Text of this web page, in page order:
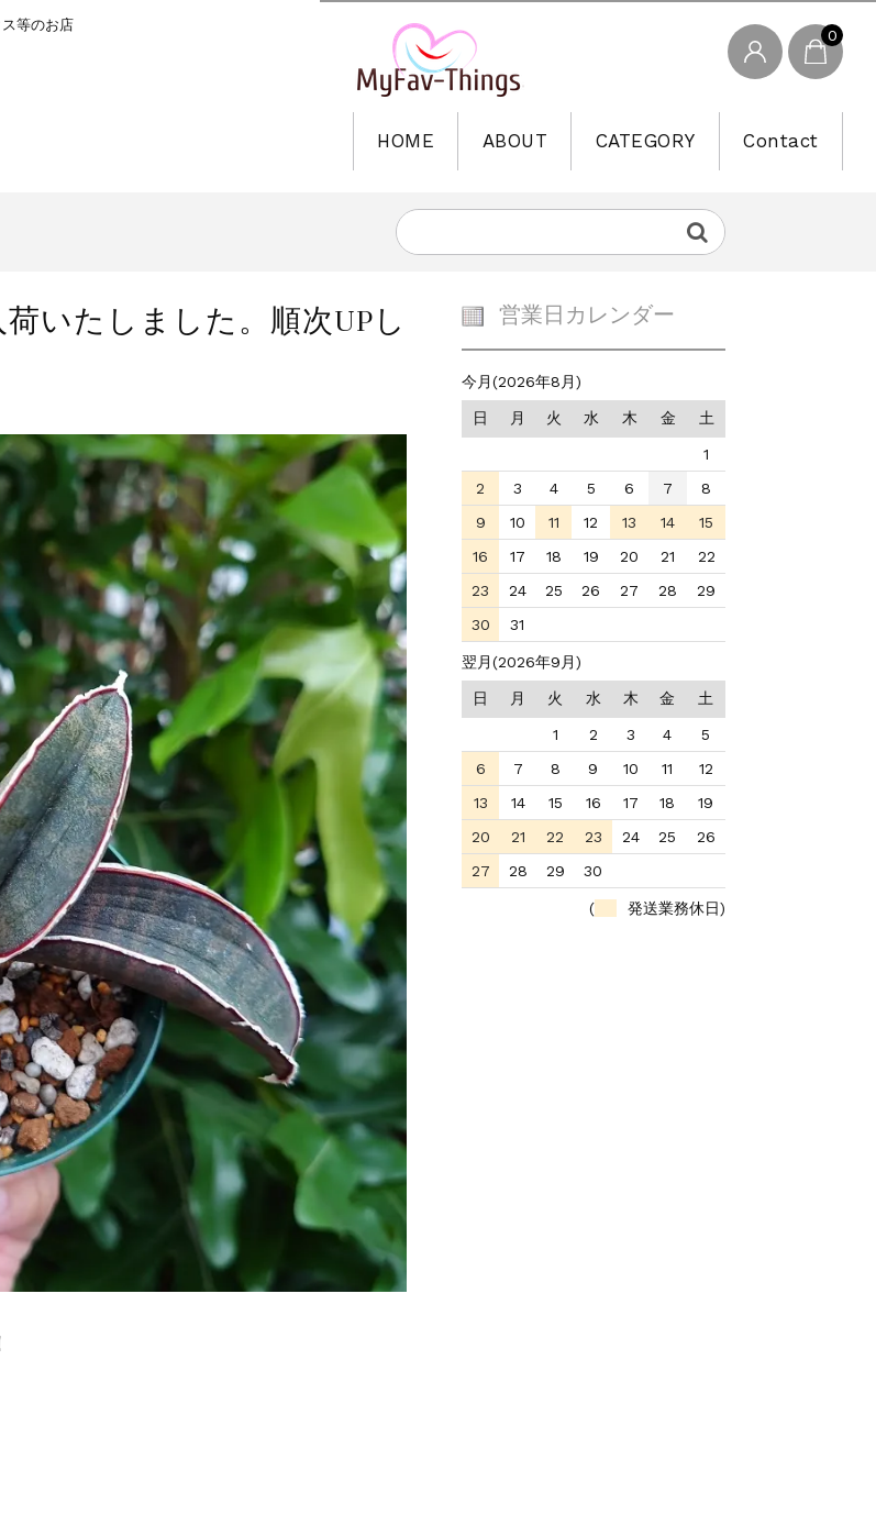
等のお店
0
HOME ABOUT CATEGORY Contact
いたしました。順次UPし 営業日カレンダー
今月(2026年8月)
日 月 火 水 木 金 土
1
2
3 4 5 6 7
8
9
10 11 12 13 14
15
16
17 18 19 20 21
22
23
24 25 26 27 28
29
30
31
翌月(2026年9月)
日 月 火 水 木 金 土
1 2 3 4
5
6
7 8 9 10 11
12
13
14 15 16 17 18
19
20
21 22 23 24 25
26
27
28 29 30
( 発送業務休日)